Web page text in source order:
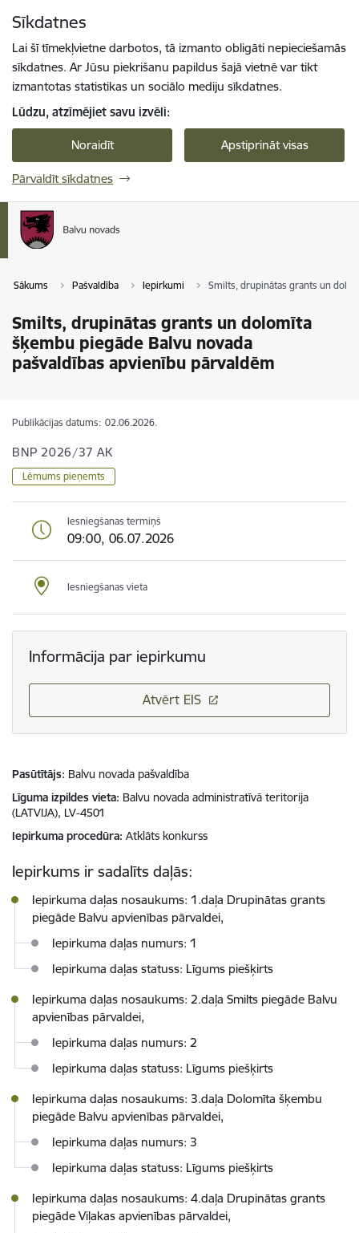
Sīkdatnes
Lai šī tīmekļvietne darbotos, tā izmanto obligāti nepieciešamās
sīkdatnes. Ar Jūsu piekrišanu papildus šajā vietnē var tikt
izmantotas statistikas un sociālo mediju sīkdatnes.
Lūdzu, atzīmējiet savu izvēli:
Noraidīt Apstiprināt visas
Pārvaldīt sīkdatnes
Sākums Pašvaldība Iepirkumi Smilts, drupinātas grants un
Smilts, drupinātas grants un dolomīta
šķembu piegāde Balvu novada
pašvaldības apvienību pārvaldēm
Publikācijas datums: 02.06.2026.
BNP 2026/37 AK
Lēmums pieņemts
Iesniegšanas termiņš
09:00, 06.07.2026
Iesniegšanas vieta
Informācija par iepirkumu
Atvērt EIS
Pasūtītājs Balvu novada pašvaldība
Līguma izpildes vieta Balvu novada administratīvā teritorija
(LATVIJA), LV-4501
Iepirkuma procedūra Atklāts konkurss
Iepirkums ir sadalīts daļās:
Iepirkuma daļas nosaukums: 1.daļa Drupinātas grants
piegāde Balvu apvienības pārvaldei,
Iepirkuma daļas numurs: 1
Iepirkuma daļas statuss: Līgums piešķirts
Iepirkuma daļas nosaukums: 2.daļa Smilts piegāde Balvu
apvienības pārvaldei,
Iepirkuma daļas numurs: 2
Iepirkuma daļas statuss: Līgums piešķirts
Iepirkuma daļas nosaukums: 3.daļa Dolomīta šķembu
piegāde Balvu apvienības pārvaldei,
Iepirkuma daļas numurs: 3
Iepirkuma daļas statuss: Līgums piešķirts
Iepirkuma daļas nosaukums: 4.daļa Drupinātas grants
piegāde Viļakas apvienības pārvaldei,